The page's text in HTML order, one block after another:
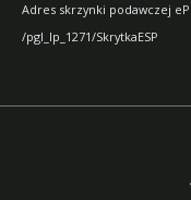
Adres skrzynki podawczej
/pgl_lp_1271/SkrytkaESP